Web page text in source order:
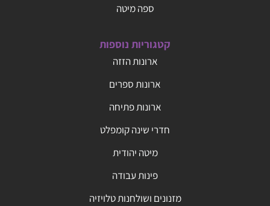
ספה מיטה
קטגוריות נוספות
ארונות הזזה
ארונות ספרים
ארונות פתיחה
חדרי שינה קומפלט
מיטה יהודית
פינות עבודה
מזנונים ושולחנות טלויזיה